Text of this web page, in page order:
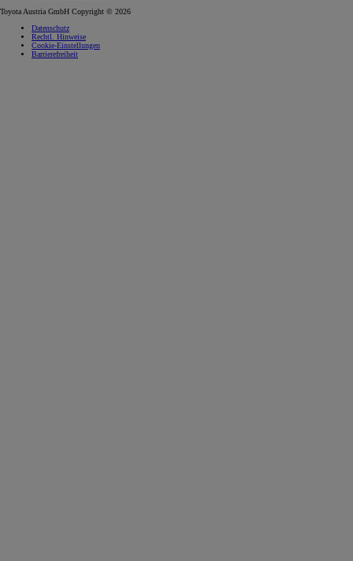
Toyota Austria GmbH Copyright © 2026
Datenschutz
Rechtl. Hinweise
Cookie-Einstellungen
Barrierefreiheit